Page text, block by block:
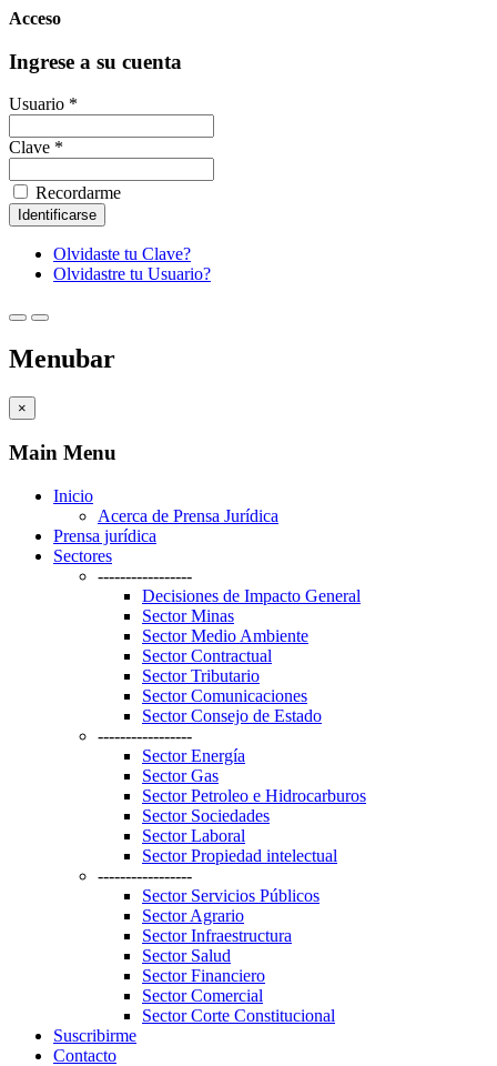
Acceso
Ingrese a su cuenta
Usuario *
Clave *
Recordarme
Olvidaste tu Clave?
Olvidastre tu Usuario?
Menubar
×
Main Menu
Inicio
Acerca de Prensa Jurídica
Prensa jurídica
Sectores
-----------------
Decisiones de Impacto General
Sector Minas
Sector Medio Ambiente
Sector Contractual
Sector Tributario
Sector Comunicaciones
Sector Consejo de Estado
-----------------
Sector Energía
Sector Gas
Sector Petroleo e Hidrocarburos
Sector Sociedades
Sector Laboral
Sector Propiedad intelectual
-----------------
Sector Servicios Públicos
Sector Agrario
Sector Infraestructura
Sector Salud
Sector Financiero
Sector Comercial
Sector Corte Constitucional
Suscribirme
Contacto